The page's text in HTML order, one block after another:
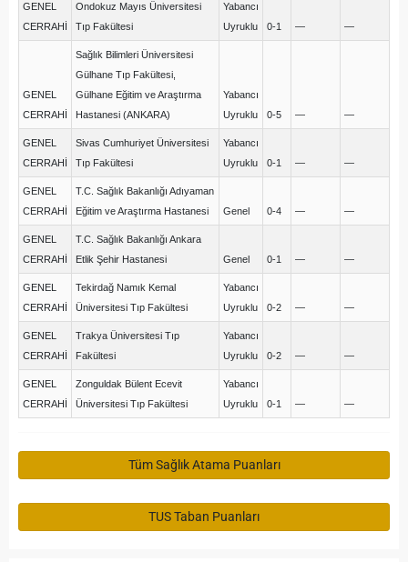
GENEL
CERRAHİ
Ondokuz Mayıs Üniversitesi
Tıp Fakültesi
Yabancı
Uyruklu
0-1 — —
GENEL
CERRAHİ
Sağlık Bilimleri Üniversitesi
Gülhane Tıp Fakültesi,
Gülhane Eğitim ve Araştırma
Hastanesi (ANKARA)
Yabancı
Uyruklu
0-5 — —
GENEL
CERRAHİ
Sivas Cumhuriyet Üniversitesi
Tıp Fakültesi
Yabancı
Uyruklu
0-1 — —
GENEL
CERRAHİ
T.C. Sağlık Bakanlığı Adıyaman
Eğitim ve Araştırma Hastanesi
Genel 0-4 — —
GENEL
CERRAHİ
T.C. Sağlık Bakanlığı Ankara
Etlik Şehir Hastanesi
Genel 0-1 — —
GENEL
CERRAHİ
Tekirdağ Namık Kemal
Üniversitesi Tıp Fakültesi
Yabancı
Uyruklu
0-2 — —
GENEL
CERRAHİ
Trakya Üniversitesi Tıp
Fakültesi
Yabancı
Uyruklu
0-2 — —
GENEL
CERRAHİ
Zonguldak Bülent Ecevit
Üniversitesi Tıp Fakültesi
Yabancı
Uyruklu
0-1 — —
Tüm Sağlık Atama Puanları
TUS Taban Puanları